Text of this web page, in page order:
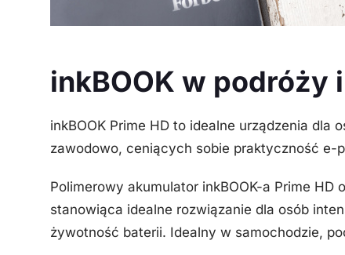
inkBOOK w podróży
inkBOOK Prime HD to idealne urządzenia
zawodowo, ceniących sobie praktyczność e-
Polimerowy akumulator inkBOOK-a Prime
stanowiąca idealne rozwiązanie dla osób
żywotność baterii. Idealny w samochodzie,